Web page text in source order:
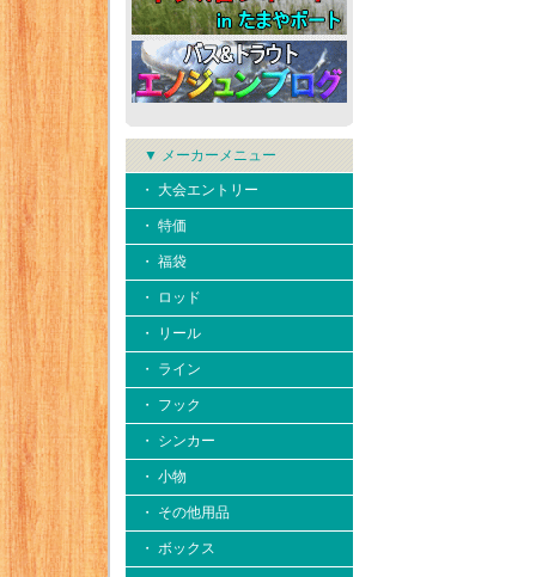
▼ メーカーメニュー
・ 大会エントリー
・ 特価
・ 福袋
・ ロッド
・ リール
・ ライン
・ フック
・ シンカー
・ 小物
・ その他用品
・ ボックス